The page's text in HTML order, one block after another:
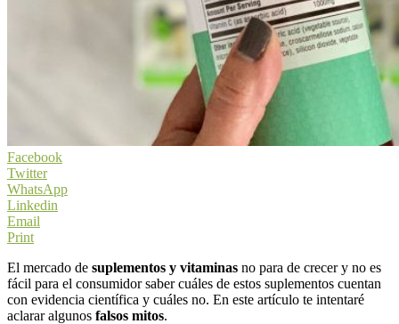
Facebook
Twitter
WhatsApp
Linkedin
Email
Print
El mercado de suplementos y vitaminas no para de crecer y no es
fácil para el consumidor saber cuáles de estos suplementos cuentan
con evidencia científica y cuáles no. En este artículo te intentaré
aclarar algunos falsos mitos.